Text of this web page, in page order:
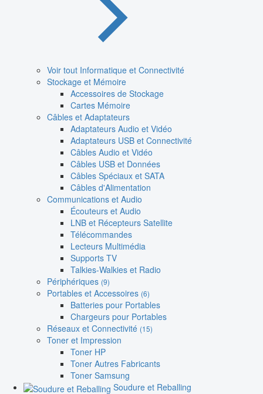
Voir tout Informatique et Connectivité
Stockage et Mémoire
Accessoires de Stockage
Cartes Mémoire
Câbles et Adaptateurs
Adaptateurs Audio et Vidéo
Adaptateurs USB et Connectivité
Câbles Audio et Vidéo
Câbles USB et Données
Câbles Spéciaux et SATA
Câbles d'Alimentation
Communications et Audio
Écouteurs et Audio
LNB et Récepteurs Satellite
Télécommandes
Lecteurs Multimédia
Supports TV
Talkies-Walkies et Radio
Périphériques (9)
Portables et Accessoires (6)
Batteries pour Portables
Chargeurs pour Portables
Réseaux et Connectivité (15)
Toner et Impression
Toner HP
Toner Autres Fabricants
Toner Samsung
Soudure et Reballing